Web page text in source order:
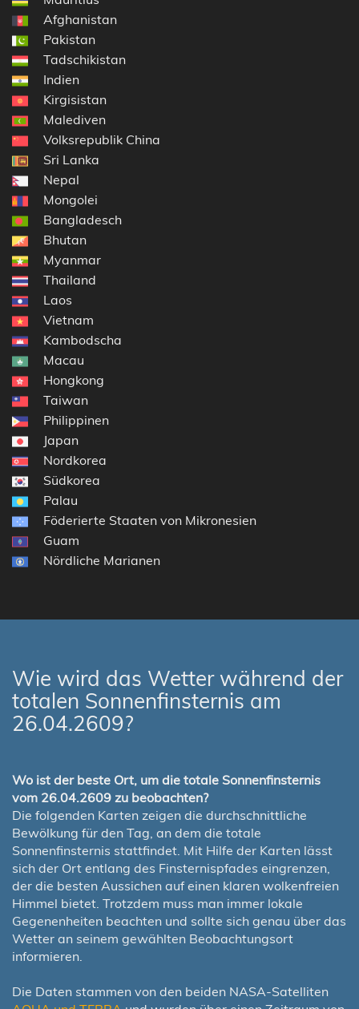
Afghanistan
Pakistan
Tadschikistan
Indien
Kirgisistan
Malediven
Volksrepublik China
Sri Lanka
Nepal
Mongolei
Bangladesch
Bhutan
Myanmar
Thailand
Laos
Vietnam
Kambodscha
Macau
Hongkong
Taiwan
Philippinen
Japan
Nordkorea
Südkorea
Palau
Föderierte Staaten von Mikronesien
Guam
Nördliche Marianen
Wie wird das Wetter während der
totalen Sonnenfinsternis am
26.04.2609?
Wo ist der beste Ort, um die totale Sonnenfinsternis
vom 26.04.2609 zu beobachten?
Die folgenden Karten zeigen die durchschnittliche
Bewölkung für den Tag, an dem die totale
Sonnenfinsternis stattfindet. Mit Hilfe der Karten lässt
sich der Ort entlang des Finsternispfades eingrenzen,
der die besten Aussichen auf einen klaren wolkenfreien
Himmel bietet. Trotzdem muss man immer lokale
Gegenenheiten beachten und sollte sich genau über das
Wetter an seinem gewählten Beobachtungsort
informieren.
Die Daten stammen von den beiden NASA-Satelliten